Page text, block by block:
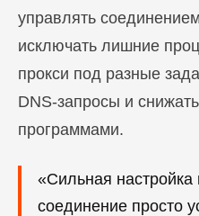
управлять
исключать лишние
прокси под разные
DNS-запросы и
программами.
«Сильная настройка
соединение просто